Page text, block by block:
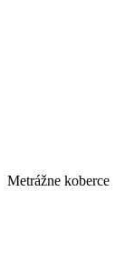
Metrážne koberce